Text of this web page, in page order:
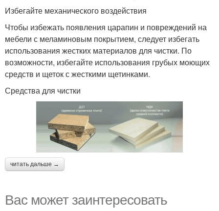
Избегайте механического воздействия
Чтобы избежать появления царапин и повреждений на
мебели с меламиновым покрытием, следует избегать
использования жестких материалов для чистки. По
возможности, избегайте использования грубых моющих
средств и щеток с жесткими щетинками.
Средства для чистки
читать дальше →
Вас может заинтересовать